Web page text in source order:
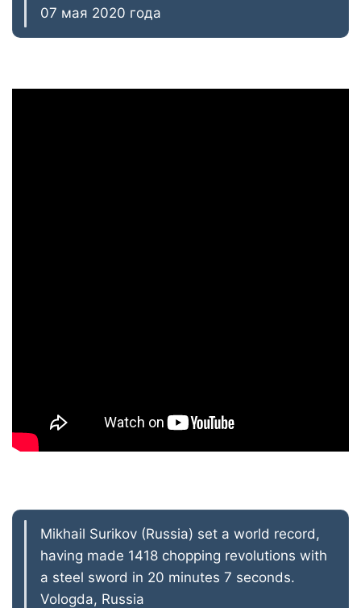
07 мая 2020 года
Mikhail Surikov (Russia) set a world record,
having made 1418 chopping revolutions with
a steel sword in 20 minutes 7 seconds.
Vologda, Russia